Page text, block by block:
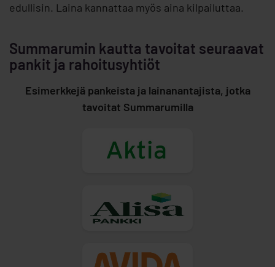
edullisin. Laina kannattaa myös aina kilpailuttaa.
Summarumin kautta tavoitat seuraavat
pankit ja rahoitusyhtiöt
Esimerkkejä pankeista ja lainanantajista, jotka
tavoitat Summarumilla